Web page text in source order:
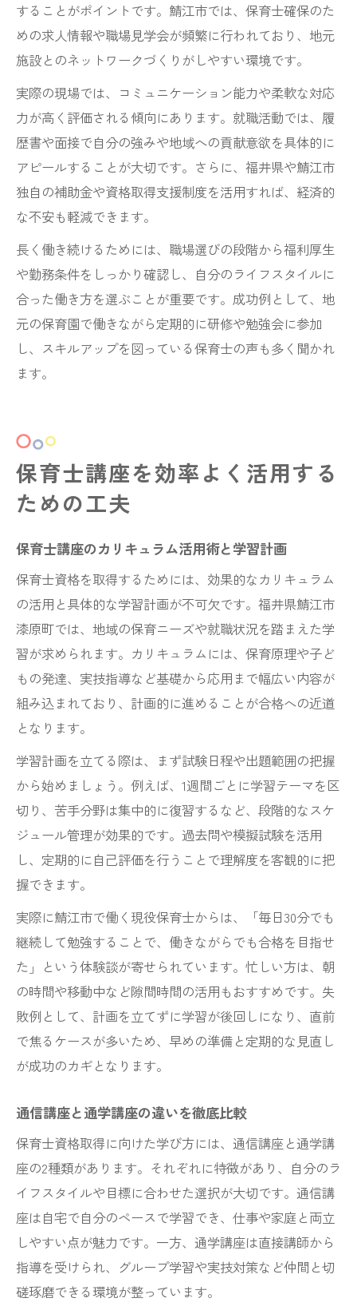
することがポイントです。鯖江市では、保育士確保のた
めの求人情報や職場見学会が頻繁に行われており、地元
施設とのネットワークづくりがしやすい環境です。
実際の現場では、コミュニケーション能力や柔軟な対応
力が高く評価される傾向にあります。就職活動では、履
歴書や面接で自分の強みや地域への貢献意欲を具体的に
アピールすることが大切です。さらに、福井県や鯖江市
独自の補助金や資格取得支援制度を活用すれば、経済的
な不安も軽減できます。
長く働き続けるためには、職場選びの段階から福利厚生
や勤務条件をしっかり確認し、自分のライフスタイルに
合った働き方を選ぶことが重要です。成功例として、地
元の保育園で働きながら定期的に研修や勉強会に参加
し、スキルアップを図っている保育士の声も多く聞かれ
ます。
保育士講座を効率よく活用する
ための工夫
保育士講座のカリキュラム活用術と学習計画
保育士資格を取得するためには、効果的なカリキュラム
の活用と具体的な学習計画が不可欠です。福井県鯖江市
漆原町では、地域の保育ニーズや就職状況を踏まえた学
習が求められます。カリキュラムには、保育原理や子ど
もの発達、実技指導など基礎から応用まで幅広い内容が
組み込まれており、計画的に進めることが合格への近道
となります。
学習計画を立てる際は、まず試験日程や出題範囲の把握
から始めましょう。例えば、1週間ごとに学習テーマを区
切り、苦手分野は集中的に復習するなど、段階的なスケ
ジュール管理が効果的です。過去問や模擬試験を活用
し、定期的に自己評価を行うことで理解度を客観的に把
握できます。
実際に鯖江市で働く現役保育士からは、「毎日30分でも
継続して勉強することで、働きながらでも合格を目指せ
た」という体験談が寄せられています。忙しい方は、朝
の時間や移動中など隙間時間の活用もおすすめです。失
敗例として、計画を立てずに学習が後回しになり、直前
で焦るケースが多いため、早めの準備と定期的な見直し
が成功のカギとなります。
通信講座と通学講座の違いを徹底比較
保育士資格取得に向けた学び方には、通信講座と通学講
座の2種類があります。それぞれに特徴があり、自分のラ
イフスタイルや目標に合わせた選択が大切です。通信講
座は自宅で自分のペースで学習でき、仕事や家庭と両立
しやすい点が魅力です。一方、通学講座は直接講師から
指導を受けられ、グループ学習や実技対策など仲間と切
磋琢磨できる環境が整っています。